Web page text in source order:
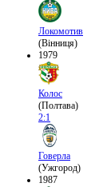
Локомотив
(Вінниця)
1979
Колос
(Полтава)
2:1
Говерла
(Ужгород)
1987